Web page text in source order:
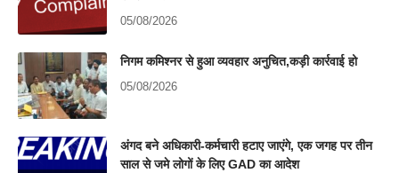
05/08/2026
निगम कमिश्नर से हुआ व्यवहार अनुचित,कड़ी कार्रवाई हो
05/08/2026
अंगद बने अधिकारी-कर्मचारी हटाए जाएंगे, एक जगह पर तीन
साल से जमे लोगों के लिए GAD का आदेश